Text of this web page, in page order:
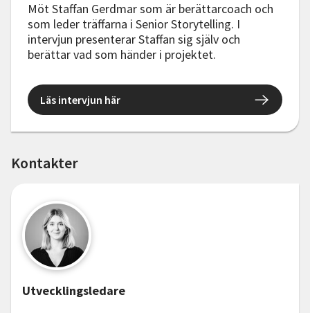
Möt Staffan Gerdmar som är berättarcoach och
som leder träffarna i Senior Storytelling. I
intervjun presenterar Staffan sig själv och
berättar vad som händer i projektet.
Läs intervjun här
Kontakter
Utvecklingsledare